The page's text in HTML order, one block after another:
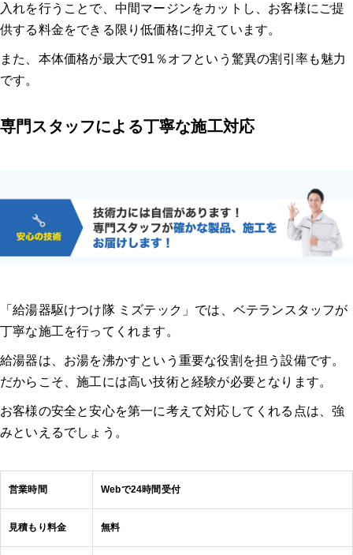
入れを行うことで、中間マージンをカットし、お客様にご提
供する料金をできる限り低価格に抑えています。
また、本体価格が最大で91％オフという驚異の割引率も魅力
です。
専門スタッフによる丁寧な施工対応
「給湯器駆けつけ隊 ミズテック」では、ベテランスタッフが
丁寧な施工を行ってくれます。
給湯器は、お湯を沸かすという重要な役割を担う設備です。
だからこそ、施工には高い技術と経験が必要となります。
お客様の安全と安心を第一に考えて対応してくれる点は、強
みといえるでしょう。
営業時間 Webで24時間受付
見積もり料金 無料